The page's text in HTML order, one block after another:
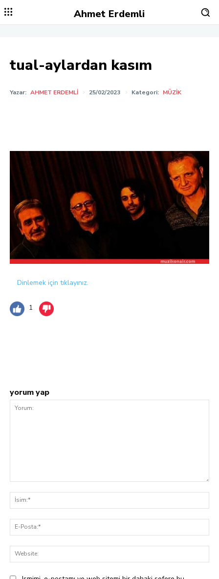
Ahmet Erdemli
tual-aylardan kasım
Yazar: AHMET ERDEMLI 25/02/2023 Kategori: MÜZIK
Dinlemek için tıklayınız.
1
yorum yap